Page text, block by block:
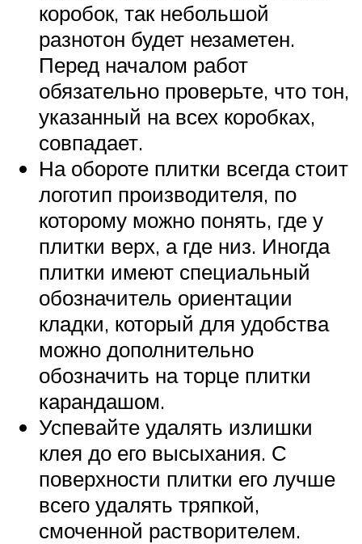
коробок, так небольшой
разнотон будет незаметен.
Перед началом работ
обязательно проверьте, что тон,
указанный на всех коробках,
совпадает.
На обороте плитки всегда стоит
логотип производителя, по
которому можно понять, где у
плитки верх, а где низ. Иногда
плитки имеют специальный
обозначитель ориентации
кладки, который для удобства
можно дополнительно
обозначить на торце плитки
карандашом.
Успевайте удалять излишки
клея до его высыхания. С
поверхности плитки его лучше
всего удалять тряпкой,
смоченной растворителем.